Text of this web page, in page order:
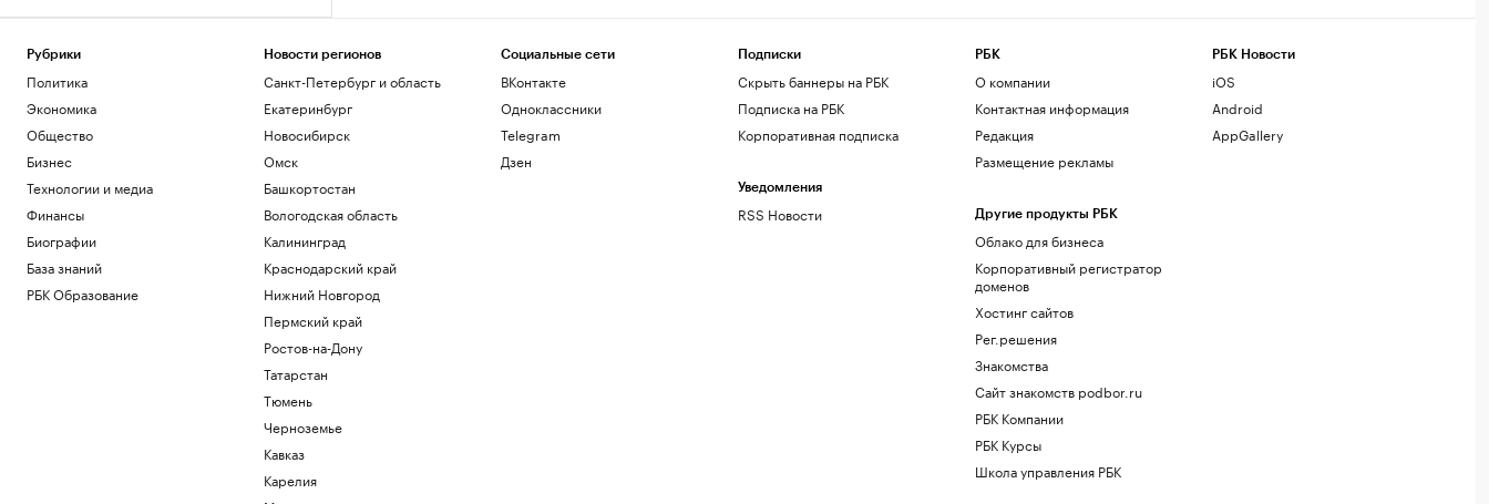
Рубрики
Политика
Экономика
Общество
Бизнес
Технологии и медиа
Финансы
Биографии
База знаний
РБК Образование
Новости регионов
Санкт-Петербург и область
Екатеринбург
Новосибирск
Омск
Башкортостан
Вологодская область
Калининград
Краснодарский край
Нижний Новгород
Пермский край
Ростов-на-Дону
Татарстан
Тюмень
Черноземье
Кавказ
Карелия
Социальные сети
ВКонтакте
Одноклассники
Telegram
Дзен
Подписки
Скрыть баннеры на РБК
Подписка на РБК
Корпоративная подписка
Уведомления
RSS Новости
РБК
О компании
Контактная информация
Редакция
Размещение рекламы
Другие продукты РБК
Облако для бизнеса
Корпоративный регистратор
доменов
Хостинг сайтов
Рег.решения
Знакомства
Сайт знакомств podbor.ru
РБК Компании
РБК Курсы
Школа управления РБК
РБК Новости
iOS
Android
AppGallery